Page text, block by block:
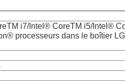
i7/Intel® CoreTM i5/Intel®
processeurs dans le boîtier